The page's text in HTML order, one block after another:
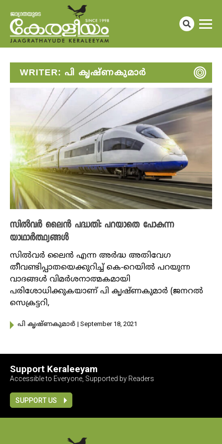
WRITER: പി കൃഷ്ണകുമാർ
സിൽവർ ലൈൻ പദ്ധതി: പറയാതെ പോകുന്ന
യാഥാർത്ഥ്യങ്ങൾ
സിൽവർ ലൈൻ എന്ന അർദ്ധ അതിവേഗ
തീവണ്ടിപ്പാതയെക്കുറിച്ച് കെ-റെയിൽ പറയുന്ന
വാദങ്ങൾ വിമർശനാത്മകമായി
പരിശോധിക്കുകയാണ് പി കൃഷ്ണകുമാർ (ജനറൽ
സെക്രട്ടറി,
പി കൃഷ്ണകുമാർ | September 18, 2021
Support Keraleeyam
Accessible to Everyone, Supported by Readers
SUPPORT US